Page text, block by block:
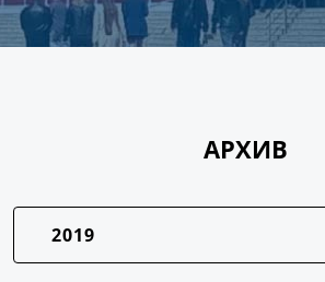
АРХИВ
2019